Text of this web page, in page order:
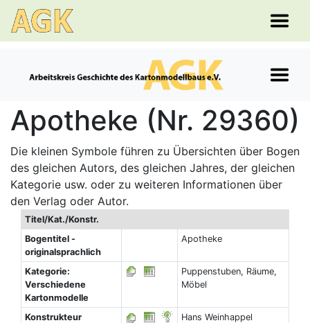
Apotheke (Nr. 29360)
Die kleinen Symbole führen zu Übersichten über Bogen
des gleichen Autors, des gleichen Jahres, der gleichen
Kategorie usw. oder zu weiteren Informationen über
den Verlag oder Autor.
Titel/Kat./Konstr.
Bogentitel -
originalsprachlich
Apotheke
Kategorie:
Verschiedene
Kartonmodelle
Puppenstuben, Räume,
Möbel
Konstrukteur
Hans Weinhappel